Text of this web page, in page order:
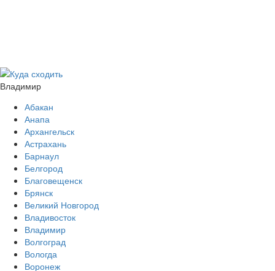
Владимир
Абакан
Анапа
Архангельск
Астрахань
Барнаул
Белгород
Благовещенск
Брянск
Великий Новгород
Владивосток
Владимир
Волгоград
Вологда
Воронеж